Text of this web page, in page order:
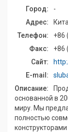
Город:
-
Адрес:
Телефон:
+86
Факс:
+86
Сайт:
E-mail:
Описание:
основанной в
миру. Мы
полностью